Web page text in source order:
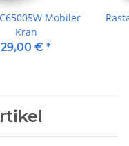
Mobiler
Kran
29,00 € *